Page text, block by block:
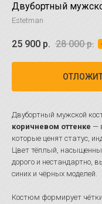
Двубортный
Estetman
25 900 р. 28 000 р.
Двубортный мужской
коричневом оттенке—
которые ценят статус,
Цвет тёплый,
дорого и нестандартно,
синих и чёрных моделей.
Костюм формирует